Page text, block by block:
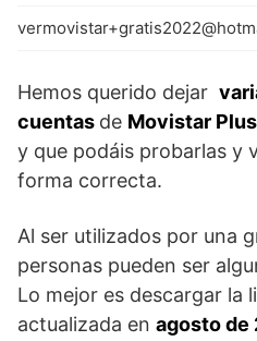
Hemos querido dejar
cuentas de Movistar
y que podáis probarlas y
forma correcta.
Al ser utilizados por una
personas pueden ser
Lo mejor es descargar la
actualizada en agosto de